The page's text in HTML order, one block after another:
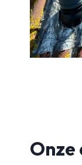
Onze